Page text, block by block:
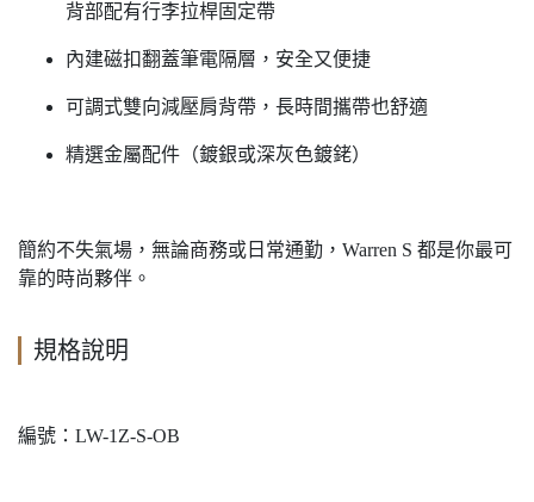
背部配有行李拉桿固定帶
內建磁扣翻蓋筆電隔層，安全又便捷
可調式雙向減壓肩背帶，長時間攜帶也舒適
精選金屬配件（鍍銀或深灰色鍍銠）
簡約不失氣場，無論商務或日常通勤，Warren S 都是你最可
靠的時尚夥伴。
規格說明
編號：LW-1Z-S-OB